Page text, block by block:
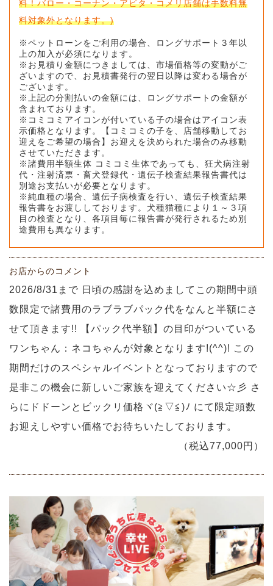
料！バロー・コーナン・アピタ・コメリ店舗は手数料無
料対象外となります。)
※ペットローンをご利用の場合、ロングサポート３年以
上の加入が必須になります。
※お見積り金額につきましては、市場価格等の変動がご
ざいますので、お見積書発行の翌日以降は変わる場合が
ございます。
※上記の分割払いの金額には、ロングサポートの金額が
含まれております。
※コミコミアイコンが付いている子の場合はアイコン表
示価格となります。【コミコミの子を、店舗移動してお
迎えをご希望の場合】お迎えを決められた場合のみ移動
させていただきます。
※諸費用半額生体 コミコミ生体であっても、狂犬病注射
代・注射済票・畜犬登録代・遺伝子検査結果報告書代は
別途お支払いが必要となります。
※純血種の場合、遺伝子病検査を行い、遺伝子検査結果
報告書をお渡ししております。犬種猫種により１～３項
目の検査となり、各項目毎に報告書が発行されるため別
途費用も異なります。
お店からのコメント
2026/8/31まで 日頃の感謝を込めましてこの期間中頭
数限定で諸費用のラブラブパック代をなんと半額にさ
せて頂きます!! 【パック代半額】の目印がついている
ワンちゃん：ネコちゃんが対象となります!(^^)! この
期間だけのスペシャルイベントとなっておりますので
是非この機会に新しいご家族を迎えてください☆彡 さ
らにドドーンとビックリ価格ヾ(≧▽≦)ﾉ にて限定頭数
お迎えしやすい価格でお待ちいたしております。
（税込77,000円）